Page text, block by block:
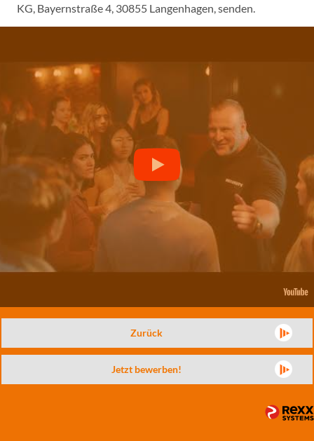
KG, Bayernstraße 4, 30855 Langenhagen, senden.
Zurück
Jetzt bewerben!